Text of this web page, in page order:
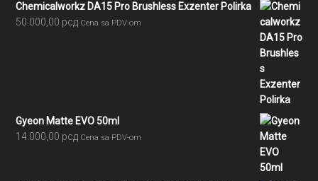
Chemicalworkz DA15 Pro Brushless Exzenter Polirka
50.000,00 рсд Cena sa PDV-om
Gyeon Matte EVO 50ml
14.000,00 рсд Cena sa PDV-om